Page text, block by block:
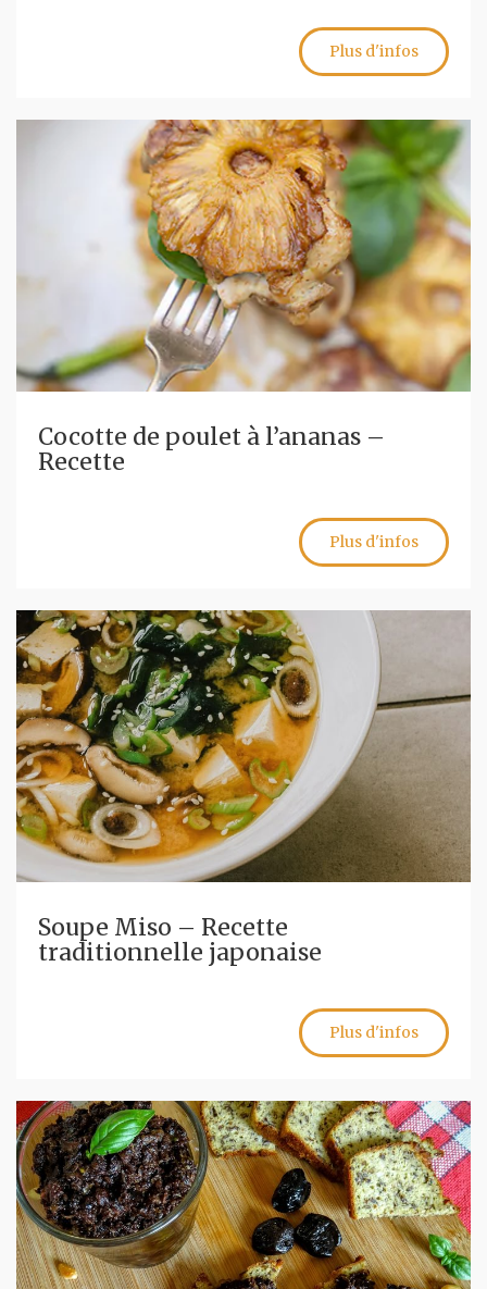
Plus d'infos
Cocotte de poulet à l’ananas –
Recette
Plus d'infos
Soupe Miso – Recette
traditionnelle japonaise
Plus d'infos